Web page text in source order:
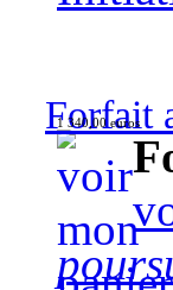
Forfait
1 340,00 euros